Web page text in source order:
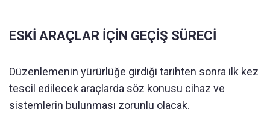
ESKİ ARAÇLAR İÇİN GEÇİŞ SÜRECİ
Düzenlemenin yürürlüğe girdiği tarihten sonra ilk kez
tescil edilecek araçlarda söz konusu cihaz ve
sistemlerin bulunması zorunlu olacak.